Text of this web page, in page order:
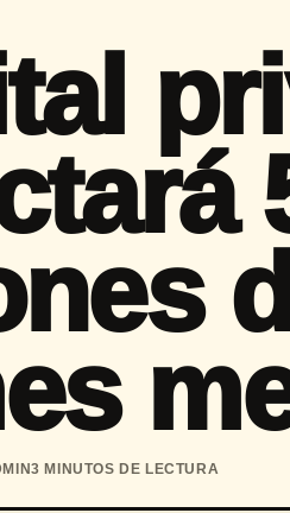
3 MINUTOS DE LECTURA